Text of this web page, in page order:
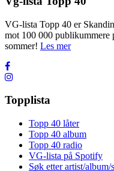
VG-lista Topp 40 er
mot 100 000 publikummere
sommer! Les mer
Topplista
Topp 40 låter
Topp 40 album
Topp 40 radio
VG-lista på Spotify
Søk etter artist/album/